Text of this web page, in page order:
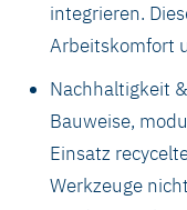
integrieren.
Arbeitskomfort
Nachhaltigkeit
Bauweise,
Einsatz
Werkzeuge